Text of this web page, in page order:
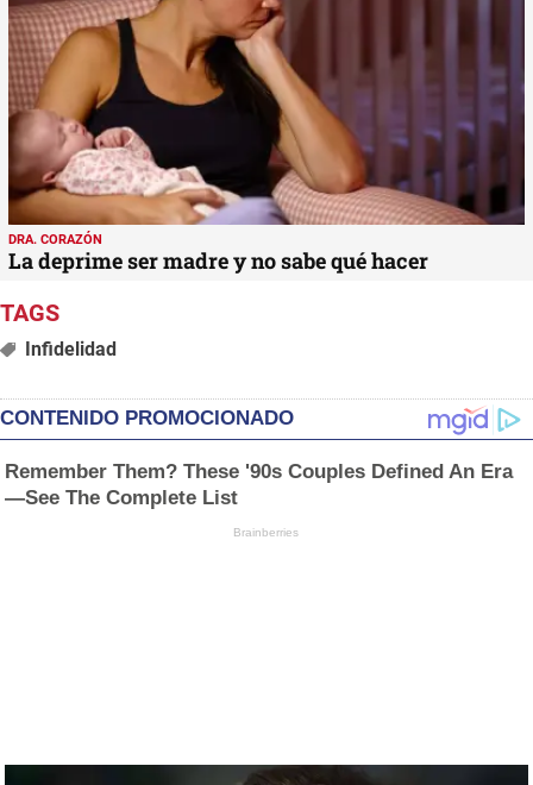
DRA. CORAZÓN
La deprime ser madre y no sabe qué hacer
Infidelidad
CONTENIDO PROMOCIONADO
Remember Them? These '90s Couples Defined An Era
—See The Complete List
Brainberries